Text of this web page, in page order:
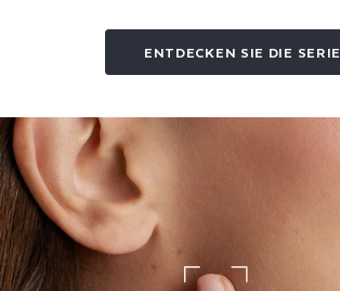
ENTDECKEN SIE DIE SERIE